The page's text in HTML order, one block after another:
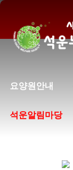
요양원안내
석운알림마당